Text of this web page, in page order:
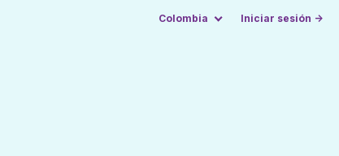
Colombia Iniciar sesión →